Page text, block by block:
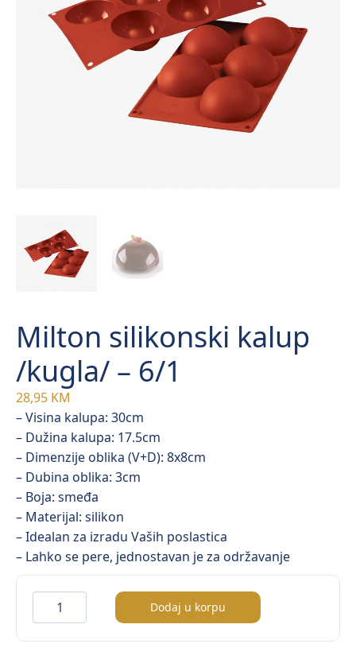
Milton silikonski kalup
/kugla/ – 6/1
28,95 KM
– Visina kalupa: 30cm
– Dužina kalupa: 17.5cm
– Dimenzije oblika (V+D): 8x8cm
– Dubina oblika: 3cm
– Boja: smeđa
– Materijal: silikon
– Idealan za izradu Vaših poslastica
– Lahko se pere, jednostavan je za održavanje
Milton
silikonski
kalup
Dodaj u korpu